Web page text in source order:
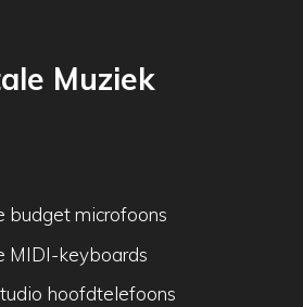
Muziek
budget microfoons
MIDI-keyboards
hoofdtelefoons